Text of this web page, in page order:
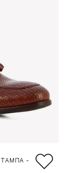
ΤΑΜΠΑ -